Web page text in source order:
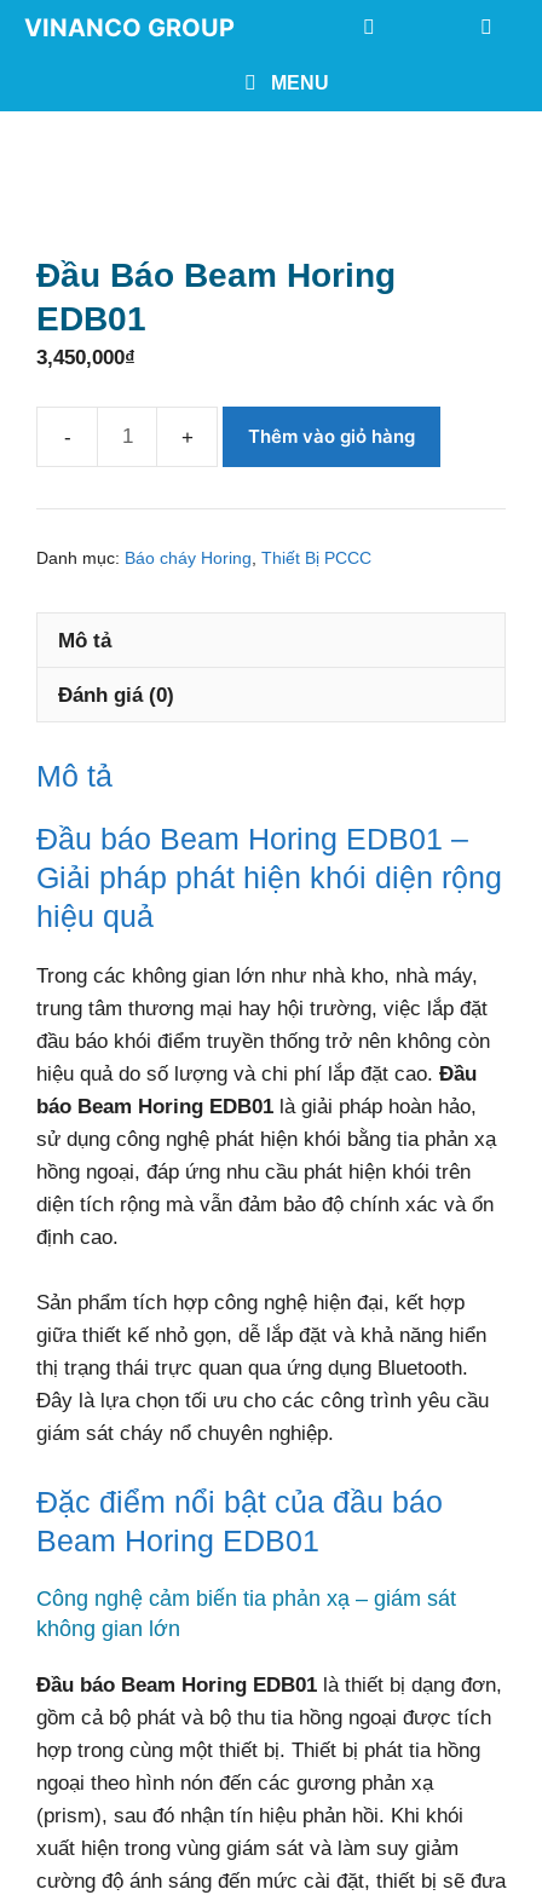
Chuyển
dung
VINANCO GROUP
MENU
Đầu Báo Beam Horing
EDB01
3,450,000₫
Beam
Horing
số
Thêm vào giỏ hàng
Danh mục: Báo cháy Horing, Thiết Bị PCCC
Mô tả
Đánh giá (0)
Mô tả
Đầu báo Beam Horing EDB01 –
Giải pháp phát hiện khói diện rộng
hiệu quả
Trong các không gian lớn như nhà kho, nhà máy,
trung tâm thương mại hay hội trường, việc lắp đặt
đầu báo khói điểm truyền thống trở nên không còn
hiệu quả do số lượng và chi phí lắp đặt cao. Đầu
báo Beam Horing EDB01 là giải pháp hoàn hảo,
sử dụng công nghệ phát hiện khói bằng tia phản xạ
hồng ngoại, đáp ứng nhu cầu phát hiện khói trên
diện tích rộng mà vẫn đảm bảo độ chính xác và ổn
định cao.
Sản phẩm tích hợp công nghệ hiện đại, kết hợp
giữa thiết kế nhỏ gọn, dễ lắp đặt và khả năng hiển
thị trạng thái trực quan qua ứng dụng Bluetooth.
Đây là lựa chọn tối ưu cho các công trình yêu cầu
giám sát cháy nổ chuyên nghiệp.
Đặc điểm nổi bật của đầu báo
Beam Horing EDB01
Công nghệ cảm biến tia phản xạ – giám sát
không gian lớn
Đầu báo Beam Horing EDB01 là thiết bị dạng đơn,
gồm cả bộ phát và bộ thu tia hồng ngoại được tích
hợp trong cùng một thiết bị. Thiết bị phát tia hồng
ngoại theo hình nón đến các gương phản xạ
(prism), sau đó nhận tín hiệu phản hồi. Khi khói
xuất hiện trong vùng giám sát và làm suy giảm
cường độ ánh sáng đến mức cài đặt, thiết bị sẽ đưa